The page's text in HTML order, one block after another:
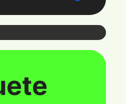
e senha para ter